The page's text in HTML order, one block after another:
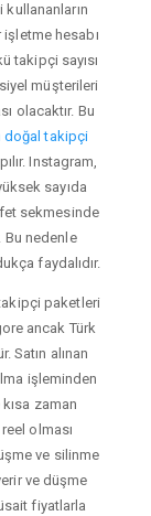
kullananların
hesabı
takipçi sayısı
müşterileri
olacaktır. Bu
doğal takipçi
Instagram,
sayıda
sekmesinde
Bu nedenle
faydalıdır.
paketleri
ancak Türk
Satın alınan
işleminden
zaman
olması
ve silinme
ve düşme
fiyatlarla